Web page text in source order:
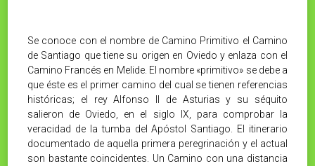
Se conoce con el nombre de Camino Primitivo el Camino
de Santiago que tiene su origen en Oviedo y enlaza con el
Camino Francés en Melide. El nombre «primitivo» se debe a
que éste es el primer camino del cual se tienen referencias
históricas; el rey Alfonso II de Asturias y su séquito
salieron de Oviedo, en el siglo IX, para comprobar la
veracidad de la tumba del Apóstol Santiago. El itinerario
documentado de aquella primera peregrinación y el actual
son bastante coincidentes. Un Camino con una distancia